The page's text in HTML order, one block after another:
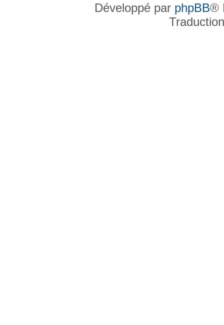
Développé par phpBB®